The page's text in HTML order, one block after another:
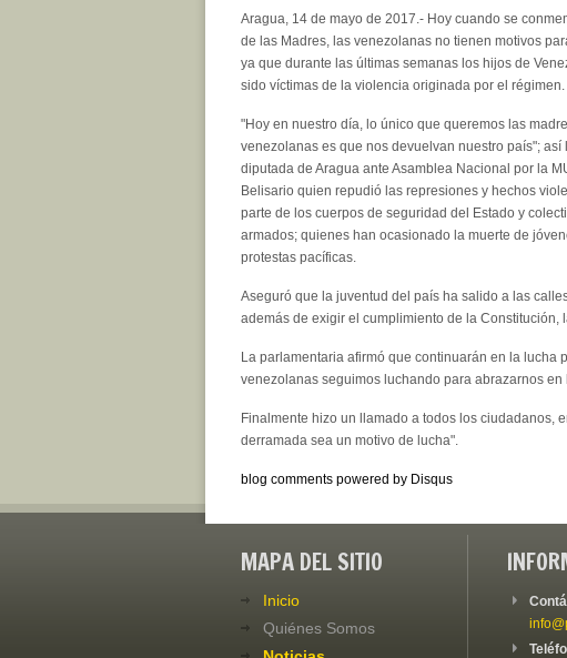
Aragua, 14 de mayo de 2017.- Hoy cuando se
de las Madres, las venezolanas no tienen motivos
ya que durante las últimas semanas los hijos de
sido víctimas de la violencia originada por el régimen.
"Hoy en nuestro día, lo único que queremos las
venezolanas es que nos devuelvan nuestro país"; así
diputada de Aragua ante Asamblea Nacional por la
Belisario quien repudió las represiones y hechos
parte de los cuerpos de seguridad del Estado y
armados; quienes han ocasionado la muerte de
protestas pacíficas.
Aseguró que la juventud del país ha salido a las
además de exigir el cumplimiento de la Constitución,
La parlamentaria afirmó que continuarán en la
venezolanas seguimos luchando para abrazarnos en
Finalmente hizo un llamado a todos los ciudadanos,
derramada sea un motivo de lucha".
blog comments powered by Disqus
MAPA DEL SITIO
Inicio
Quiénes Somos